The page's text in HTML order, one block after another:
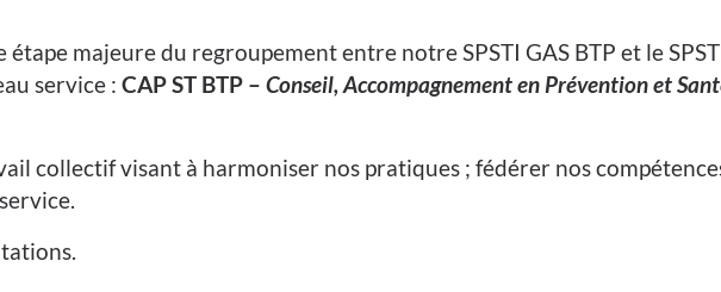
étape majeure du regroupement entre notre SPSTI GAS BTP et le
service : CAP ST BTP – Conseil, Accompagnement en Prévention et
collectif visant à harmoniser nos pratiques ; fédérer nos